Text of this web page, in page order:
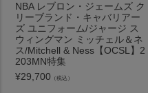
NBA レブロン・ジェームズ ク
リーブランド・キャバリアー
ズ ユニフォーム/ジャージ ス
ウィングマン ミッチェル＆ネ
ス/Mitchell & Ness【OCSL】2
203MN特集
¥29,700 （税込）